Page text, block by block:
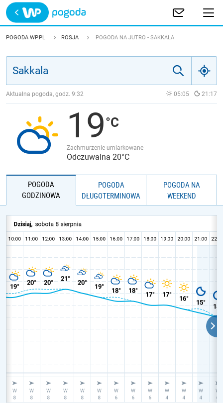
Trwa ładowanie
POLSKA
POGODA WP.PL ROSJA POGODA NA JUTRO - SAKKALA
Aktualna pogoda, godz. 9:32 05:05 21:17
19
Zachmurzenie umiarkowane
Odczuwalna 20°C
POGODA
GODZINOWA
POGODA
DŁUGOTERMINOWA
POGODA NA
WEEKEND